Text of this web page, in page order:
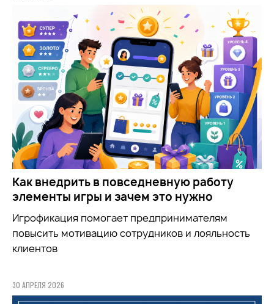
Как внедрить в повседневную работу
элементы игры и зачем это нужно
Игрофикация помогает предпринимателям
повысить мотивацию сотрудников и лояльность
клиентов
30 АПРЕЛЯ 2026